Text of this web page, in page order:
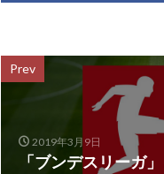
Prev
2019年3月9日
「ブンデスリーガ